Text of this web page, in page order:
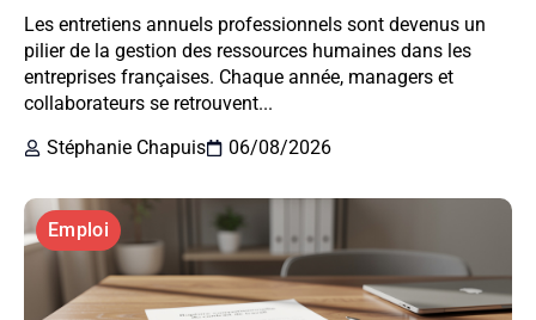
Les entretiens annuels professionnels sont devenus un
pilier de la gestion des ressources humaines dans les
entreprises françaises. Chaque année, managers et
collaborateurs se retrouvent...
Stéphanie Chapuis
06/08/2026
Emploi